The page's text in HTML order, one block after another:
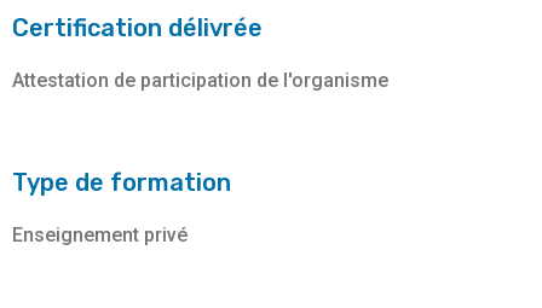
Certification délivrée
Attestation de participation de l'organisme
Type de formation
Enseignement privé